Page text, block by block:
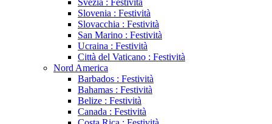
Slovenia : Festività
Slovacchia : Festività
San Marino : Festività
Ucraina : Festività
Città del Vaticano : Festività
Nord America
Barbados : Festività
Bahamas : Festività
Belize : Festività
Canada : Festività